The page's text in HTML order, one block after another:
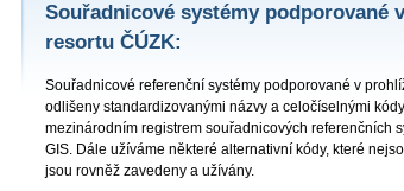
Souřadnicové systémy podporované
resortu ČÚZK:
Souřadnicové referenční systémy podporované v
odlišeny standardizovanými názvy a celočíselnými
mezinárodním registrem souřadnicových referenčních
GIS. Dále užíváme některé alternativní kódy, které
jsou rovněž zavedeny a užívány.